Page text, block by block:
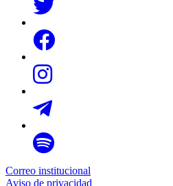
Correo institucional
Aviso de privacidad